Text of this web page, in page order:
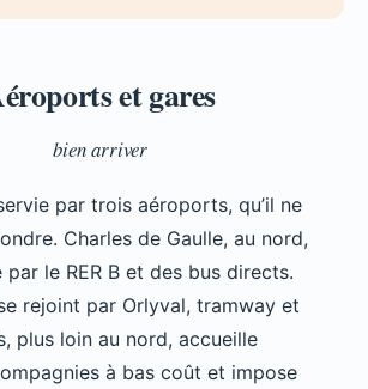
et gares
bien arriver
par trois aéroports, qu’il ne
Charles de Gaulle, au nord,
le RER B et des bus directs.
rejoint par Orlyval, tramway et
plus loin au nord, accueille
à bas coût et impose